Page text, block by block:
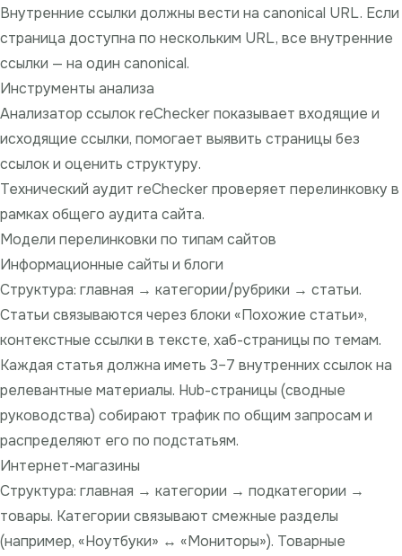
Внутренние ссылки должны вести на canonical URL. Если
страница доступна по нескольким URL, все внутренние
ссылки — на один canonical.
Инструменты анализа
Анализатор ссылок reCheckerпоказывает входящие и
исходящие ссылки, помогает выявить страницы без
ссылок и оценить структуру.
Технический аудит reCheckerпроверяет перелинковку в
рамках общего аудита сайта.
Модели перелинковки по типам сайтов
Информационные сайты и блоги
Структура: главная → категории/рубрики → статьи.
Статьи связываются через блоки «Похожие статьи»,
контекстные ссылки в тексте, хаб-страницы по темам.
Каждая статья должна иметь 3–7 внутренних ссылок на
релевантные материалы. Hub-страницы (сводные
руководства) собирают трафик по общим запросам и
распределяют его по подстатьям.
Интернет-магазины
Структура: главная → категории → подкатегории →
товары. Категории связывают смежные разделы
(например, «Ноутбуки» ↔ «Мониторы»). Товарные